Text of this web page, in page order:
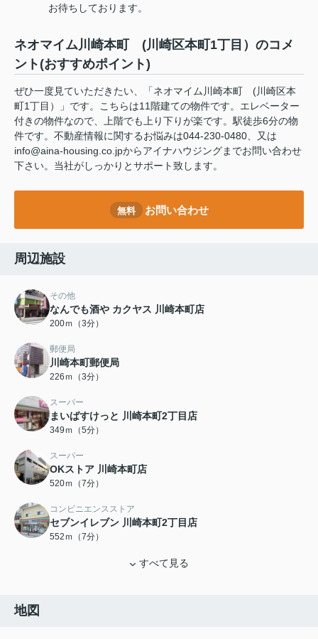
お待ちしております。
ネオマイム川崎本町 (川崎区本町1丁目）のコメ
ント(おすすめポイント)
ぜひ一度見ていただきたい、「ネオマイム川崎本町 (川崎区本
町1丁目）」です。こちらは11階建ての物件です。エレベーター
付きの物件なので、上階でも上り下りが楽です。駅徒歩6分の物
件です。不動産情報に関するお悩みは044-230-0480、又は
info@aina-housing.co.jpからアイナハウジングまでお問い合わせ
下さい。当社がしっかりとサポート致します。
無料 お問い合わせ
周辺施設
その他
なんでも酒や カクヤス 川崎本町店
200ｍ（3分）
郵便局
川崎本町郵便局
226ｍ（3分）
スーパー
まいばすけっと 川崎本町2丁目店
349ｍ（5分）
スーパー
OKストア 川崎本町店
520ｍ（7分）
コンビニエンスストア
セブンイレブン 川崎本町2丁目店
552ｍ（7分）
すべて見る
地図